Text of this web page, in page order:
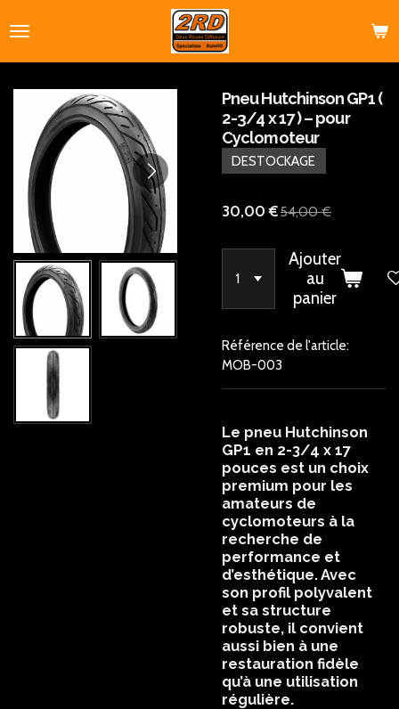
au
Pneu Hutchinson GP1 (
2-3/4 x 17 ) – pour
Cyclomoteur
DESTOCKAGE
30,00 €54,00 €
Ajouter
au
panier
Référence de l'article:
MOB-003
Le pneu Hutchinson
GP1 en 2-3/4 x 17
pouces est un choix
premium pour les
amateurs de
cyclomoteurs à la
recherche de
performance et
d’esthétique. Avec
son profil polyvalent
et sa structure
robuste, il convient
aussi bien à une
restauration fidèle
qu’à une utilisation
régulière.